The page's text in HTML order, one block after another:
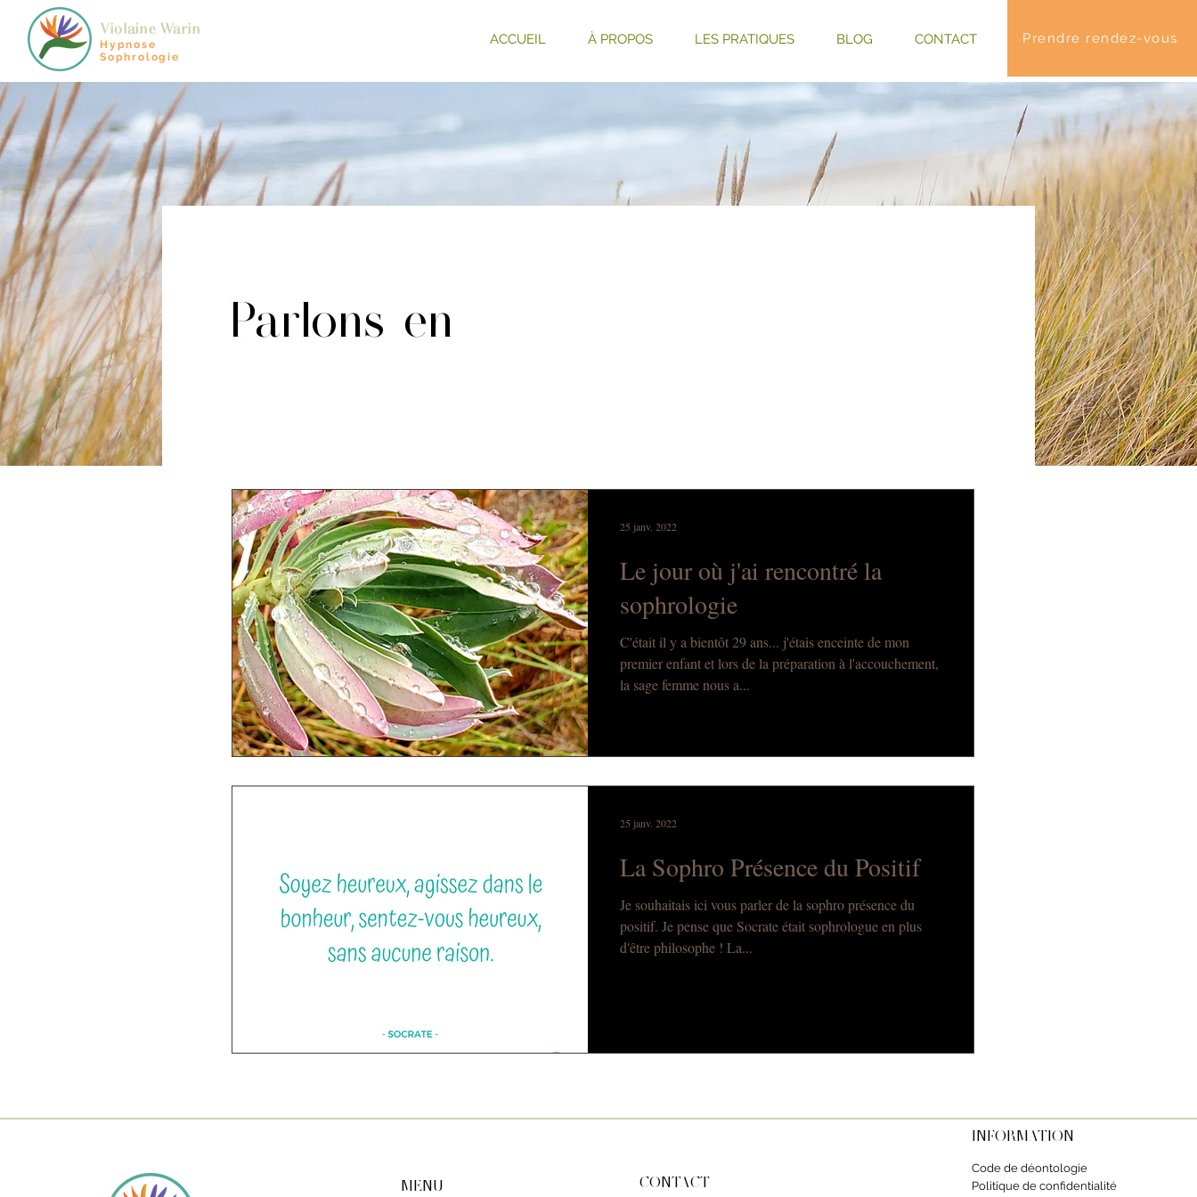
Prendre rendez-vous
Violaine Warin
Hypnose
Sophrologie
ACCUEIL À PROPOS LES PRATIQUES BLOG CONTACT
Parlons-en
Le jour où j'ai rencontré la
sophrologie
C'était il y a bientôt 29 ans... j'étais enceinte de mon
premier enfant et lors de la préparation à l'accouchement,
la sage femme nous a...
25 janv. 2022
La Sophro Présence du Positif
Je souhaitais ici vous parler de la sophro présence du
positif. Je pense que Socrate était sophrologue en plus
d'être philosophe ! La...
25 janv. 2022
MENU CONTACT
INFORMATION
Code de déontologie
Politique de confidentialité